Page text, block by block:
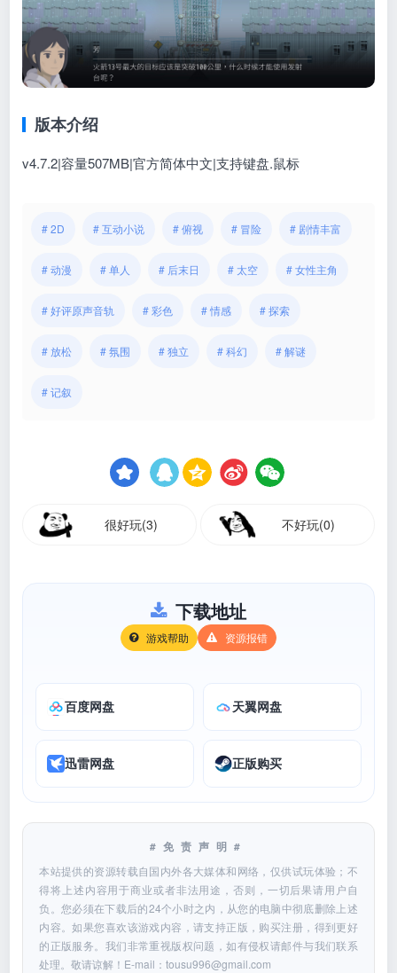
版本介绍
v4.7.2|容量507MB|官方简体中文|支持键盘.鼠标
# 2D # 互动小说 # 俯视 # 冒险 # 剧情丰富
# 动漫 # 单人 # 后末日 # 太空 # 女性主角
# 好评原声音轨 # 彩色 # 情感 # 探索
# 放松 # 氛围 # 独立 # 科幻 # 解谜
# 记叙
很好玩(3) 不好玩(0)
下载地址
游戏帮助 资源报错
百度网盘 天翼网盘
迅雷网盘 正版购买
#免责声明#
本站提供的资源转载自国内外各大媒体和网络，仅供试玩体验；不
得将上述内容用于商业或者非法用途，否则，一切后果请用户自
负。您必须在下载后的24个小时之内，从您的电脑中彻底删除上述
内容。如果您喜欢该游戏内容，请支持正版，购买注册，得到更好
的正版服务。我们非常重视版权问题，如有侵权请邮件与我们联系
处理。敬请谅解！E-mail：tousu996@gmail.com